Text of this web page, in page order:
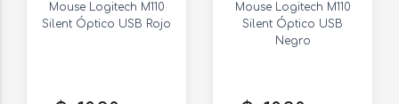
Mouse Logitech M110
Silent Óptico USB Rojo
Mouse Logitech M110
Silent Óptico USB
Negro